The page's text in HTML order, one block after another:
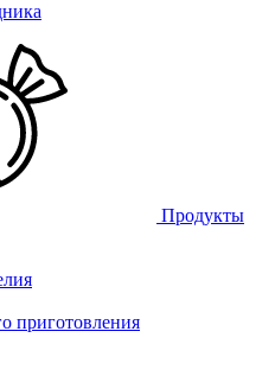
Продукты
приготовления